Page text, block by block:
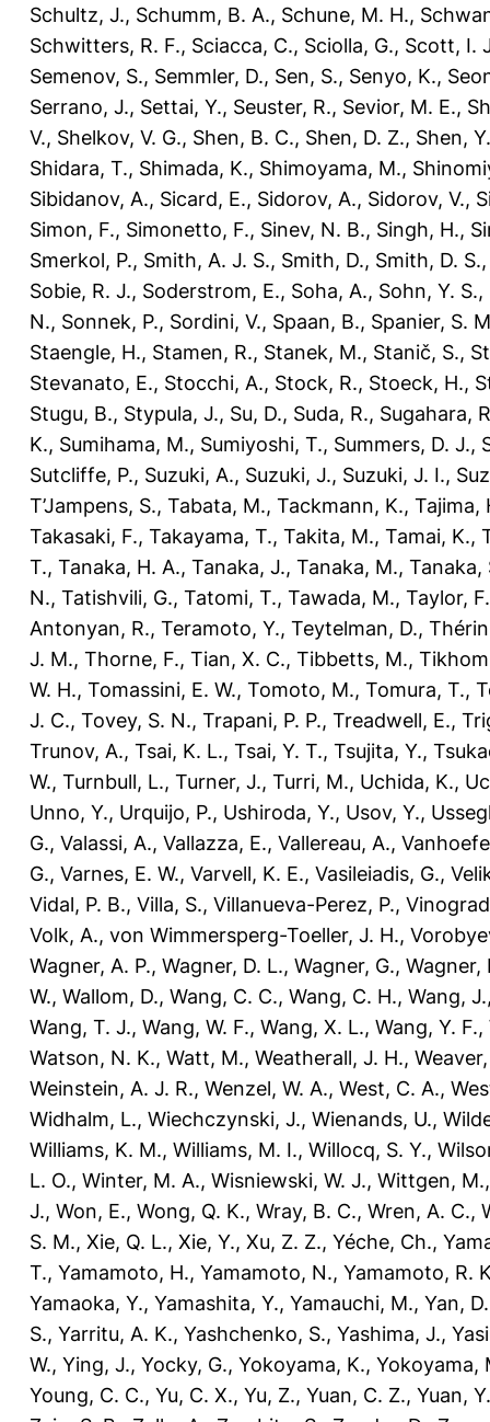
Schultz, J., Schumm, B. A., Schune, M. H.,
Schwitters, R. F., Sciacca, C., Sciolla, G., Scott, I.
Semenov, S., Semmler, D., Sen, S., Senyo, K.,
Serrano, J., Settai, Y., Seuster, R., Sevior, M. E.,
V., Shelkov, V. G., Shen, B. C., Shen, D. Z., Shen,
Shidara, T., Shimada, K., Shimoyama, M.,
Sibidanov, A., Sicard, E., Sidorov, A., Sidorov, V.,
Simon, F., Simonetto, F., Sinev, N. B., Singh, H.,
Smerkol, P., Smith, A. J. S., Smith, D., Smith, D. S.
Sobie, R. J., Soderstrom, E., Soha, A., Sohn, Y. S.,
N., Sonnek, P., Sordini, V., Spaan, B., Spanier, S.
Staengle, H., Stamen, R., Stanek, M., Stanič, S.,
Stevanato, E., Stocchi, A., Stock, R., Stoeck, H.,
Stugu, B., Stypula, J., Su, D., Suda, R., Sugahara,
K., Sumihama, M., Sumiyoshi, T., Summers, D. J.,
Sutcliffe, P., Suzuki, A., Suzuki, J., Suzuki, J. I.,
T’Jampens, S., Tabata, M., Tackmann, K., Tajima,
Takasaki, F., Takayama, T., Takita, M., Tamai, K.,
T., Tanaka, H. A., Tanaka, J., Tanaka, M., Tanaka,
N., Tatishvili, G., Tatomi, T., Tawada, M., Taylor, F.
Antonyan, R., Teramoto, Y., Teytelman, D.,
J. M., Thorne, F., Tian, X. C., Tibbetts, M.,
W. H., Tomassini, E. W., Tomoto, M., Tomura, T.,
J. C., Tovey, S. N., Trapani, P. P., Treadwell, E.,
Trunov, A., Tsai, K. L., Tsai, Y. T., Tsujita, Y.,
W., Turnbull, L., Turner, J., Turri, M., Uchida, K.,
Unno, Y., Urquijo, P., Ushiroda, Y., Usov, Y.,
G., Valassi, A., Vallazza, E., Vallereau, A.,
G., Varnes, E. W., Varvell, K. E., Vasileiadis, G.,
Vidal, P. B., Villa, S., Villanueva-Perez, P.,
Volk, A., von Wimmersperg-Toeller, J. H.,
Wagner, A. P., Wagner, D. L., Wagner, G., Wagner,
W., Wallom, D., Wang, C. C., Wang, C. H., Wang, J.
Wang, T. J., Wang, W. F., Wang, X. L., Wang, Y. F.,
Watson, N. K., Watt, M., Weatherall, J. H.,
Weinstein, A. J. R., Wenzel, W. A., West, C. A.,
Widhalm, L., Wiechczynski, J., Wienands, U.,
Williams, K. M., Williams, M. I., Willocq, S. Y.,
L. O., Winter, M. A., Wisniewski, W. J., Wittgen, M.
J., Won, E., Wong, Q. K., Wray, B. C., Wren, A. C.,
S. M., Xie, Q. L., Xie, Y., Xu, Z. Z., Yéche, Ch.,
T., Yamamoto, H., Yamamoto, N., Yamamoto, R.
Yamaoka, Y., Yamashita, Y., Yamauchi, M., Yan,
S., Yarritu, A. K., Yashchenko, S., Yashima, J.,
W., Ying, J., Yocky, G., Yokoyama, K., Yokoyama,
Young, C. C., Yu, C. X., Yu, Z., Yuan, C. Z., Yuan, Y.